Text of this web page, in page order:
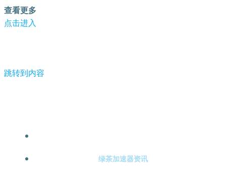
查看更多
点击进入
跳转到内容
绿茶加速器资讯